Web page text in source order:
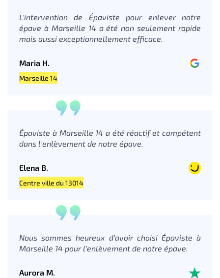
L'intervention de Épaviste pour enlever notre
épave à Marseille 14 a été non seulement rapide
mais aussi exceptionnellement efficace.
Maria H.
Marseille 14
Épaviste à Marseille 14 a été réactif et compétent
dans l'enlèvement de notre épave.
Elena B.
Centre ville du 13014
Nous sommes heureux d'avoir choisi Épaviste à
Marseille 14 pour l'enlèvement de notre épave.
Aurora M.